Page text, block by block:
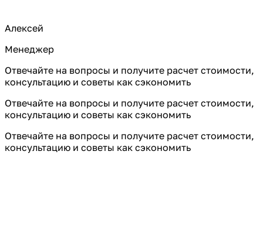
Алексей
Менеджер
Отвечайте на вопросы и получите расчет стоимости,
консультацию и советы как сэкономить
Отвечайте на вопросы и получите расчет стоимости,
консультацию и советы как сэкономить
Отвечайте на вопросы и получите расчет стоимости,
консультацию и советы как сэкономить